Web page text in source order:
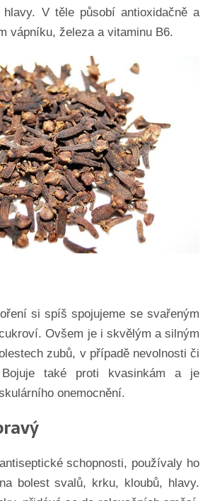
V těle působí antioxidačně a
vápníku, železa a vitaminu B6.
si spíš spojujeme se svařeným
Ovšem je i skvělým a silným
zubů, v případě nevolnosti či
Bojuje také proti kvasinkám a je
onemocnění.
schopnosti, používaly ho
bolest svalů, krku, kloubů, hlavy.